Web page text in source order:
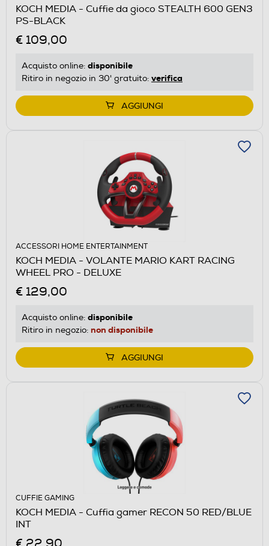
KOCH MEDIA - Cuffie da gioco STEALTH 600 GEN3
PS-BLACK
€ 109,00
Acquisto online: disponibile
Ritiro in negozio in 30' gratuito: verifica
AGGIUNGI
ACCESSORI HOME ENTERTAINMENT
KOCH MEDIA - VOLANTE MARIO KART RACING
WHEEL PRO - DELUXE
€ 129,00
Acquisto online: disponibile
Ritiro in negozio: non disponibile
AGGIUNGI
CUFFIE GAMING
KOCH MEDIA - Cuffia gamer RECON 50 RED/BLUE
INT